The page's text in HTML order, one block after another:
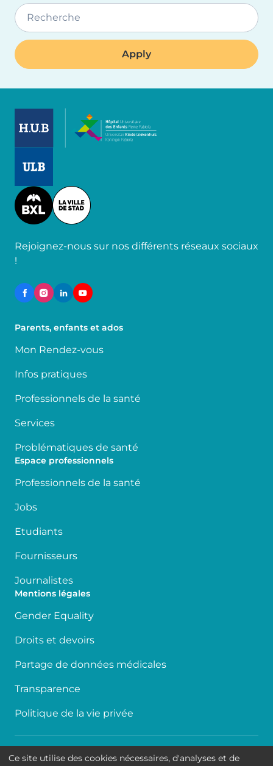
Recherche
Image
Rejoignez-nous sur nos différents réseaux sociaux
!
Parents, enfants et ados
Mon Rendez-vous
Infos pratiques
Professionnels de la santé
Services
Problématiques de santé
Espace professionnels
Professionnels de la santé
Jobs
Etudiants
Fournisseurs
Journalistes
Mentions légales
Gender Equality
Droits et devoirs
Partage de données médicales
Transparence
Politique de la vie privée
Accessibilité
Ce site utilise des cookies nécessaires, d'analyses et de